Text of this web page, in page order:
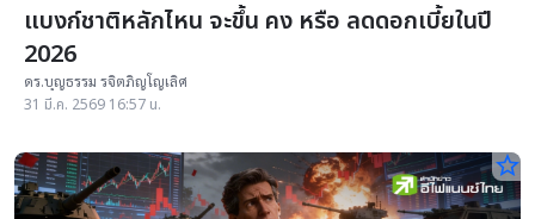
แบงก์ชาติหลักไหน จะขึ้น คง หรือ ลดดอกเบี้ยในปี
2026
ดร.บุญธรรม รจิตภิญโญเลิศ
31 มี.ค. 2569 16:57 น.
star_border